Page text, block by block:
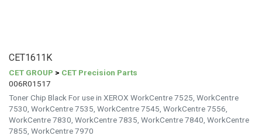
CET1611K
CET GROUP > CET Precision Parts
006R01517
Toner Chip Black For use in XEROX WorkCentre 7525, WorkCentre
7530, WorkCentre 7535, WorkCentre 7545, WorkCentre 7556,
WorkCentre 7830, WorkCentre 7835, WorkCentre 7840, WorkCentre
7855, WorkCentre 7970